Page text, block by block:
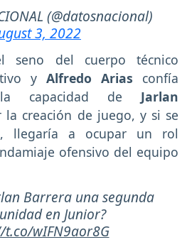
(@datosnacional)
3, 2022
seno del cuerpo técnico
y Alfredo Arias confía
capacidad de Jarlan
la creación de juego, y si se
llegaría a ocupar un rol
ofensivo del equipo
Barrera una segunda
en Junior?
wIFN9aor8G